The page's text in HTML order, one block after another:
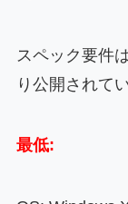
スペック要件
り公開されて
最低: